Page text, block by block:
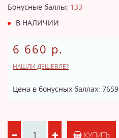
Бонусные баллы: 133
В НАЛИЧИИ
6 660 р.
НАШЛИ ДЕШЕВЛЕ?
Цена в бонусных баллах: 7659
КУПИТЬ